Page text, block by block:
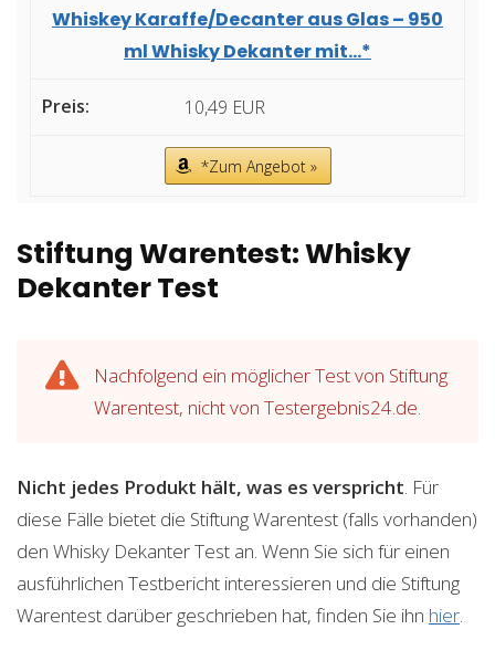
Whiskey Karaffe/Decanter aus Glas – 950
ml Whisky Dekanter mit...*
10,49 EUR
*Zum Angebot »
Stiftung Warentest: Whisky
Dekanter Test
Nachfolgend ein möglicher Test von Stiftung
Warentest, nicht von Testergebnis24.de.
Nicht jedes Produkt hält, was es verspricht. Für
diese Fälle bietet die Stiftung Warentest (falls vorhanden)
den Whisky Dekanter Test an. Wenn Sie sich für einen
ausführlichen Testbericht interessieren und die Stiftung
Warentest darüber geschrieben hat, finden Sie ihn hier.